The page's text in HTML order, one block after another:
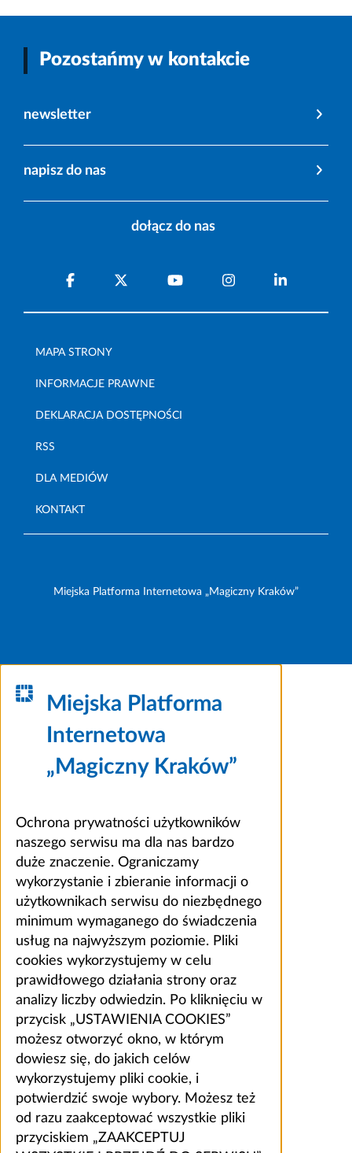
Pozostańmy w kontakcie
newsletter
napisz do nas
dołącz do nas
MAPA STRONY
INFORMACJE PRAWNE
DEKLARACJA DOSTĘPNOŚCI
RSS
DLA MEDIÓW
KONTAKT
Miejska Platforma Internetowa „Magiczny Kraków”
Miejska Platforma
Internetowa
„Magiczny Kraków”
Ochrona prywatności użytkowników
naszego serwisu ma dla nas bardzo
duże znaczenie. Ograniczamy
wykorzystanie i zbieranie informacji o
użytkownikach serwisu do niezbędnego
minimum wymaganego do świadczenia
usług na najwyższym poziomie. Pliki
cookies wykorzystujemy w celu
prawidłowego działania strony oraz
analizy liczby odwiedzin. Po kliknięciu w
przycisk „USTAWIENIA COOKIES”
możesz otworzyć okno, w którym
dowiesz się, do jakich celów
wykorzystujemy pliki cookie, i
potwierdzić swoje wybory. Możesz też
od razu zaakceptować wszystkie pliki
przyciskiem „ZAAKCEPTUJ